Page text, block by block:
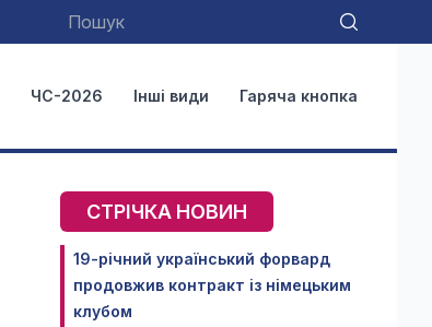
ЧС-2026 Інші види Гаряча кнопка
СТРІЧКА НОВИН
19-річний український форвард
продовжив контракт із німецьким
клубом